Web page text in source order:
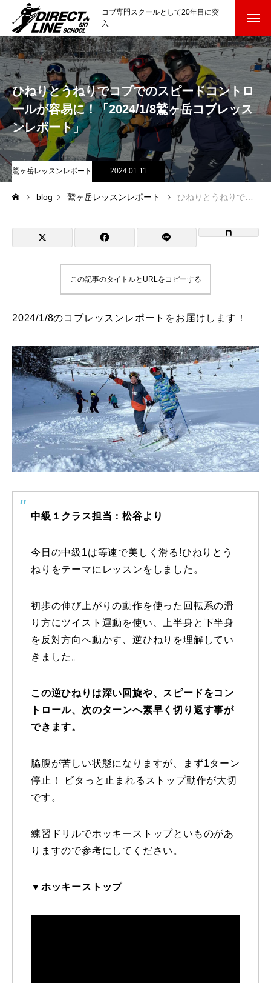
コブ専門スクールとして20年目に突
入
スクールについて知る Directline Ski School
コンセプトと開催スキー場
参加までの流れ
レッスン料金
参加費のお支払い
各会場の集合場所
スキー場から選ぶ Ski Area
鷲ヶ岳＆高鷲スノーパーク
宮城山形
岩手高原
白馬五竜FA
レッスンテーマから選ぶ Lesson Theme
初級1
初級2
中級1
特別講座
講師から選ぶ Instructor
インストラクター募集
コブレッスン参加のお客様の声 Review
よくある質問 FAQ
レッスン内容について
レッスン周辺に関して
ひねりとうねりでコブでのスピードコントロ
ールが容易に！「2024/1/8鷲ヶ岳コブレッス
ンレポート」
鷲ヶ岳レッスンレポート 2024.01.11
blog 鷲ヶ岳レッスンレポート ひねりとうねりでコブでのスピードコントロールが容易に！「2024/1/8鷲ヶ岳コブレッスンレポート」
この記事のタイトルとURLをコピーする
2024/1/8のコブレッスンレポートをお届けします！
中級１クラス担当：松谷より
今日の中級1は等速で美しく滑る!ひねりとう
ねりをテーマにレッスンをしました。
初歩の伸び上がりの動作を使った回転系の滑
り方にツイスト運動を使い、上半身と下半身
を反対方向へ動かす、逆ひねりを理解してい
きました。
この逆ひねりは深い回旋や、スピードをコン
トロール、次のターンへ素早く切り返す事が
できます。
脇腹が苦しい状態になりますが、まず1ターン
停止！ ビタっと止まれるストップ動作が大切
です。
練習ドリルでホッキーストップといものがあ
りますので参考にしてください。
▼ホッキーストップ